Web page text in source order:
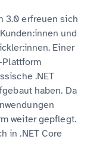
3.0 erfreuen sich
und
Einer
.NET
haben. Da
weiter gepflegt.
in .NET Core